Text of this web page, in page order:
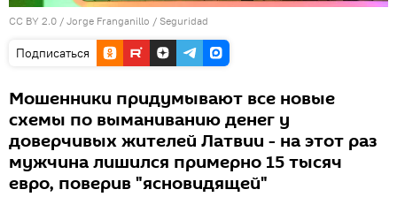
CC BY 2.0 / Jorge Franganillo / Seguridad
Подписаться
Мошенники придумывают все новые
схемы по выманиванию денег у
доверчивых жителей Латвии - на этот раз
мужчина лишился примерно 15 тысяч
евро, поверив "ясновидящей"